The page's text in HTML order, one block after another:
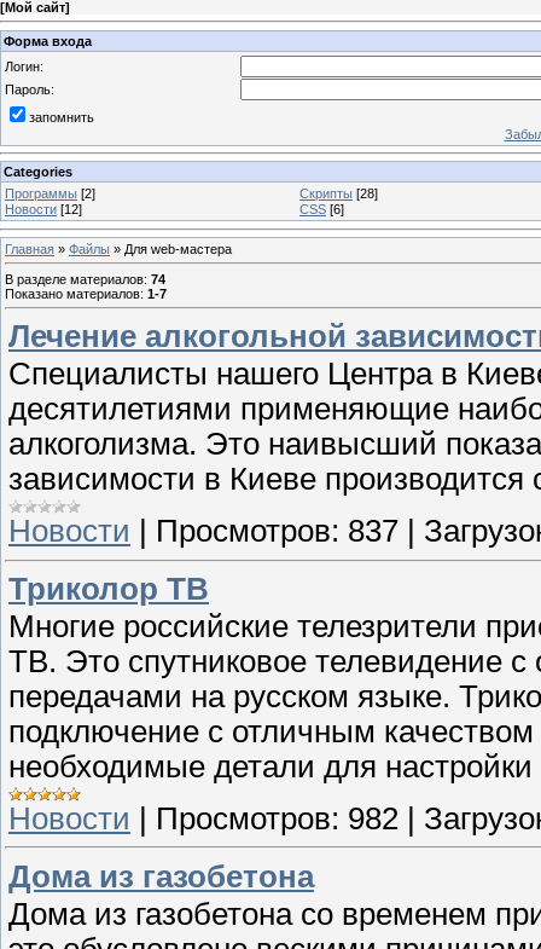
[Мой сайт]
Форма входа
Логин:
Пароль:
запомнить
Categories
Программы [2] Скрипты [28]
Новости [12] CSS [6]
Главная » Файлы » Для web-мастера
В разделе материалов: 74
Показано материалов: 1-7
Лечение алкогольной
Специалисты нашего Центра в
десятилетиями применяющие
алкоголизма. Это наивысший
зависимости в Киеве
Новости
Просмотров: 837
Триколор ТВ
Многие российские телезрители
ТВ. Это спутниковое телевидение
передачами на русском языке.
подключение с отличным
необходимые детали для
Новости
Просмотров: 982
Дома из газобетона
Дома из газобетона со временем